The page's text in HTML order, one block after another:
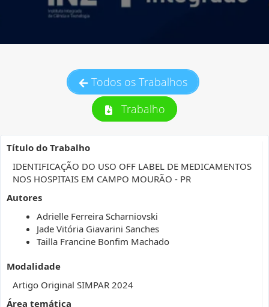
Todos os Trabalhos
Trabalho
Título do Trabalho
IDENTIFICAÇÃO DO USO OFF LABEL DE MEDICAMENTOS
NOS HOSPITAIS EM CAMPO MOURÃO - PR
Autores
Adrielle Ferreira Scharniovski
Jade Vitória Giavarini Sanches
Tailla Francine Bonfim Machado
Modalidade
Artigo Original SIMPAR 2024
Área temática